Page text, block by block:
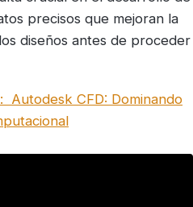
precisos que mejoran la
diseños antes de proceder
Autodesk CFD: Dominando